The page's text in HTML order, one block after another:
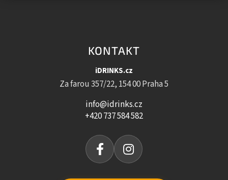
KONTAKT
iDRINKS.cz
Za farou 357/22, 154 00 Praha 5
info@idrinks.cz
+420 737 584 582